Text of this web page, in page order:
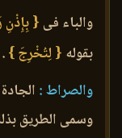
والباء فى { بِإِذْنِ
بقوله { لِتُخْرِجَ }.
والصراط :
وسمى الطريق